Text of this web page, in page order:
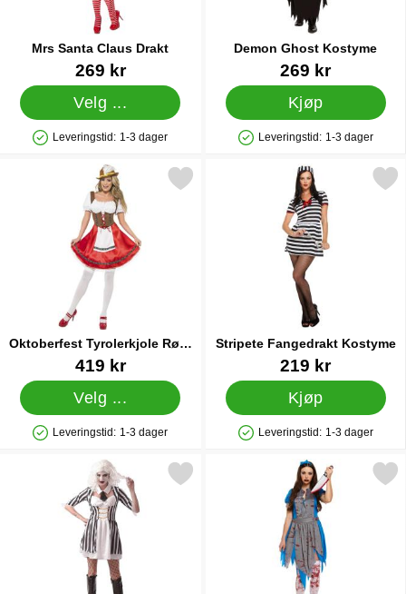
Mrs Santa Claus Drakt
Varenummer 44274
269 kr
Velg ...
Produkttilgjengelighet: På lager
Leveringstid: 1-3 dager
Demon Ghost Kostyme
Varenummer 88702
269 kr
Kjøp
Produkttilgjengelighet: På lager
Leveringstid: 1-3 dager
Oktoberfest Tyrolerkjole Rødt
Kostyme
Varenummer 13187
419 kr
Velg ...
Produkttilgjengelighet: På lager
Leveringstid: 1-3 dager
oktoberfest Tyrolerkjole Rødt Kostyme som favoritt
Stripete Fangedrakt Kostyme
Varenummer 18989
219 kr
Kjøp
Produkttilgjengelighet: På lager
Leveringstid: 1-3 dager
Merk stripete Fangedrakt
Merk stripete Sirkus Kjole Svart & Hvit som favoritt
Merk horror Alice